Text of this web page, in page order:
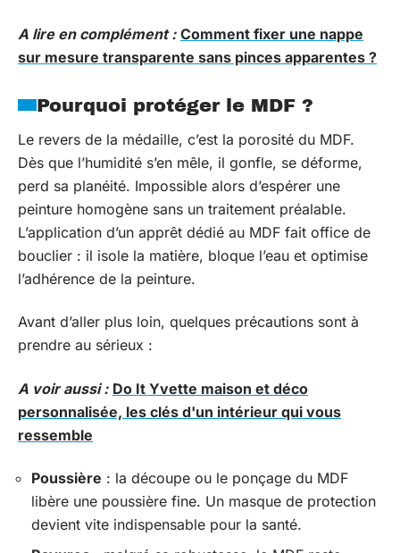
A lire en complément : Comment fixer une nappe
sur mesure transparente sans pinces apparentes ?
Pourquoi protéger le MDF ?
Le revers de la médaille, c’est la porosité du MDF.
Dès que l’humidité s’en mêle, il gonfle, se déforme,
perd sa planéité. Impossible alors d’espérer une
peinture homogène sans un traitement préalable.
L’application d’un apprêt dédié au MDF fait office de
bouclier : il isole la matière, bloque l’eau et optimise
l’adhérence de la peinture.
Avant d’aller plus loin, quelques précautions sont à
prendre au sérieux :
A voir aussi : Do It Yvette maison et déco
personnalisée, les clés d'un intérieur qui vous
ressemble
Poussière : la découpe ou le ponçage du MDF
libère une poussière fine. Un masque de protection
devient vite indispensable pour la santé.